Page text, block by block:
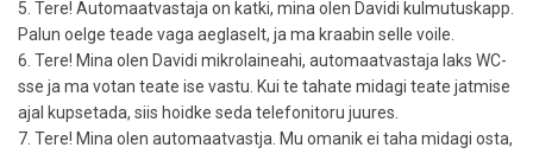
5. Tere! Automaatvastaja on katki, mina olen Davidi kulmutuskapp.
Palun oelge teade vaga aeglaselt, ja ma kraabin selle voile.
6. Tere! Mina olen Davidi mikrolaineahi, automaatvastaja laks WC-
sse ja ma votan teate ise vastu. Kui te tahate midagi teate jatmise
ajal kupsetada, siis hoidke seda telefonitoru juures.
7. Tere! Mina olen automaatvastja. Mu omanik ei taha midagi osta,